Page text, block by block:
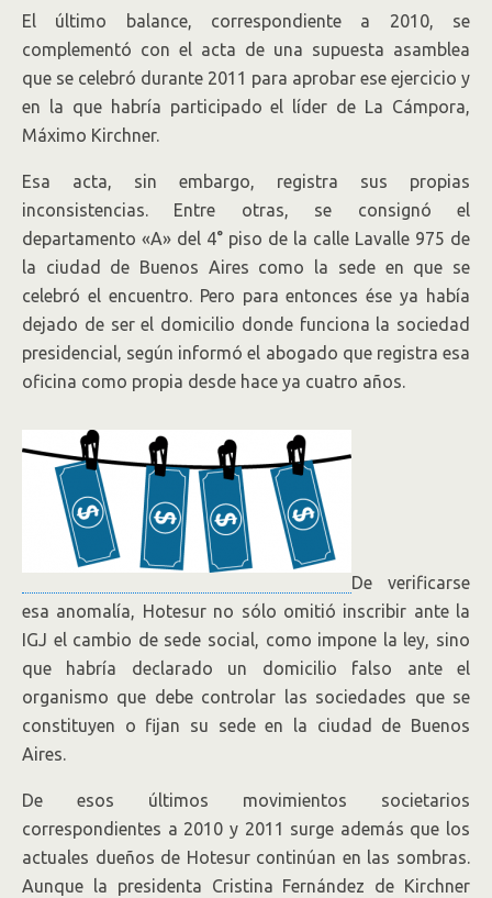
El último balance, correspondiente a 2010, se
complementó con el acta de una supuesta asamblea
que se celebró durante 2011 para aprobar ese ejercicio y
en la que habría participado el líder de La Cámpora,
Máximo Kirchner.
Esa acta, sin embargo, registra sus propias
inconsistencias. Entre otras, se consignó el
departamento «A» del 4° piso de la calle Lavalle 975 de
la ciudad de Buenos Aires como la sede en que se
celebró el encuentro. Pero para entonces ése ya había
dejado de ser el domicilio donde funciona la sociedad
presidencial, según informó el abogado que registra esa
oficina como propia desde hace ya cuatro años.
De verificarse
esa anomalía, Hotesur no sólo omitió inscribir ante la
IGJ el cambio de sede social, como impone la ley, sino
que habría declarado un domicilio falso ante el
organismo que debe controlar las sociedades que se
constituyen o fijan su sede en la ciudad de Buenos
Aires.
De esos últimos movimientos societarios
correspondientes a 2010 y 2011 surge además que los
actuales dueños de Hotesur continúan en las sombras.
Aunque la presidenta Cristina Fernández de Kirchner